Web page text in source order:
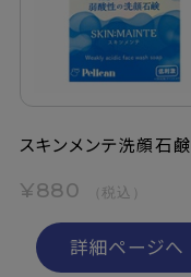
スキンメンテ洗顔石鹸
¥880 （税込）
詳細ページへ